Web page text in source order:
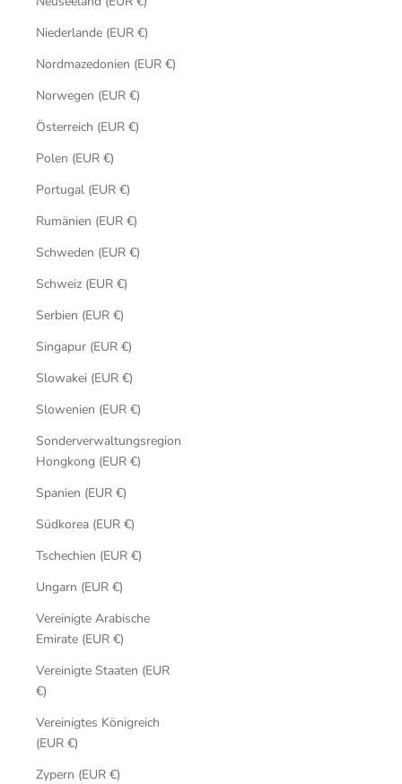
Niederlande (EUR €)
Nordmazedonien (EUR €)
Norwegen (EUR €)
Österreich (EUR €)
Polen (EUR €)
Portugal (EUR €)
Rumänien (EUR €)
Schweden (EUR €)
Schweiz (EUR €)
Serbien (EUR €)
Singapur (EUR €)
Slowakei (EUR €)
Slowenien (EUR €)
Sonderverwaltungsregion
Hongkong (EUR €)
Spanien (EUR €)
Südkorea (EUR €)
Tschechien (EUR €)
Ungarn (EUR €)
Vereinigte Arabische
Emirate (EUR €)
Vereinigte Staaten (EUR
€)
Vereinigtes Königreich
(EUR €)
Zypern (EUR €)